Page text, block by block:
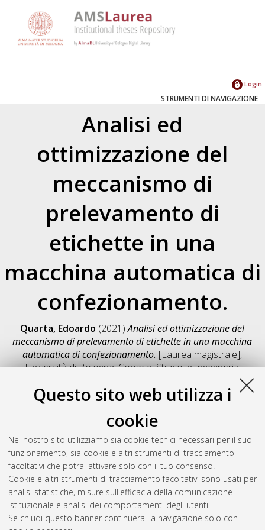
Questo sito web utilizza i
cookie
Nel nostro sito utilizziamo sia cookie tecnici necessari per il suo
funzionamento, sia cookie e altri strumenti di tracciamento
facoltativi che potrai attivare solo con il tuo consenso.
Cookie e altri strumenti di tracciamento facoltativi sono usati per
analisi statistiche, misure sull'efficacia della comunicazione
istituzionale e analisi dei comportamenti degli utenti.
Se chiudi questo banner continuerai la navigazione solo con i
Login
STRUMENTI DI NAVIGAZIONE
Analisi ed
ottimizzazione del
meccanismo di
prelevamento di
etichette in una
macchina automatica di
confezionamento.
Quarta, Edoardo (2021)Analisi ed ottimizzazione del
meccanismo di prelevamento di etichette in una macchina
automatica di confezionamento. [Laurea magistrale],
Università di Bologna, Corso di Studio inIngegneria
, Documento full-text non disponibile
Salva citazione
Condividi
Il full-text non è disponibile per scelta dell'autore. (
Abstract
Altri metadati
Gestione del documento: